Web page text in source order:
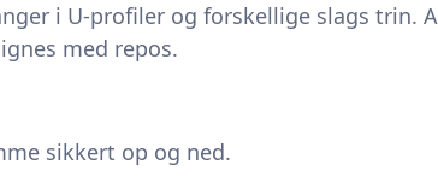
i U-profiler og forskellige slags trin.
med repos.
sikkert op og ned.